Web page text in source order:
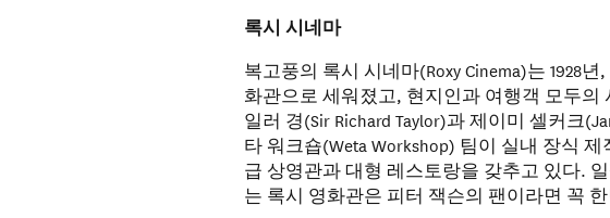
록시 시네마
복고풍의 록시 시네마(Roxy Cinema)는 1928
화관으로 세워졌고, 현지인과 여행객 모두의
일러 경(Sir Richard Taylor)과 제이미 셀커크
타 워크숍(Weta Workshop) 팀이 실내 장식
급 상영관과 대형 레스토랑을 갖추고 있다.
는 록시 영화관은 피터 잭슨의 팬이라면 꼭